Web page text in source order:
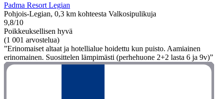
Padma Resort Legian
Pohjois-Legian, 0,3 km kohteesta Valkosipulikuja
9,8/10
Poikkeuksellisen hyvä
(1 001 arvostelua)
”Erinomaiset altaat ja hotellialue hoidettu kun puisto. Aamiainen
erinomainen. Suosittelen lämpimästi (perhehuone 2+2 lasta 6 ja 9v)”